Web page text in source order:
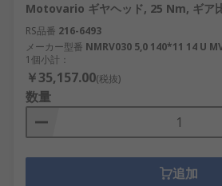
Motovario ギヤヘッド, 25 Nm, ギア
RS品番 216-6493
メーカー型番 NMRV030 5,0 140*11 14 U
1個小計：
￥35,157.00(税抜)
数量
追加